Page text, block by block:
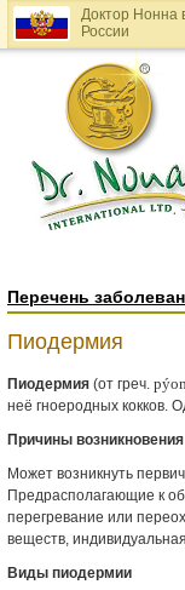
Доктор Нонна
России
Перечень
Пиодермия
Пиодермия (от греч. pýon
неё гноеродных кокков.
Причины возникновения
Может возникнуть
Предрасполагающие к
перегревание или
веществ,
Виды пиодермии